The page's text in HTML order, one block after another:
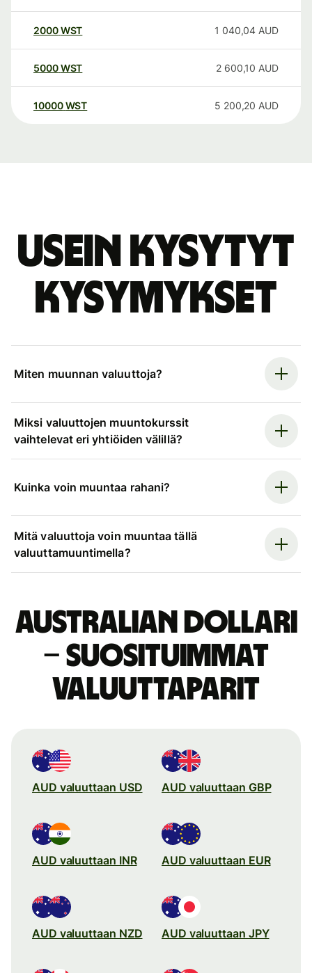
2000WST 1 040,04 AUD
5000WST 2 600,10 AUD
10000 WST 5 200,20 AUD
Usein kysytyt
kysymykset
Miten muunnan valuuttoja?
Miksi valuuttojen muuntokurssit
vaihtelevat eri yhtiöiden välillä?
Kuinka voin muuntaa rahani?
Mitä valuuttoja voin muuntaa tällä
valuuttamuuntimella?
Australian dollari
– suosituimmat
valuuttaparit
AUD valuuttaan USD AUD valuuttaan GBP
AUD valuuttaan INR AUD valuuttaan EUR
AUD valuuttaan NZD AUD valuuttaan JPY